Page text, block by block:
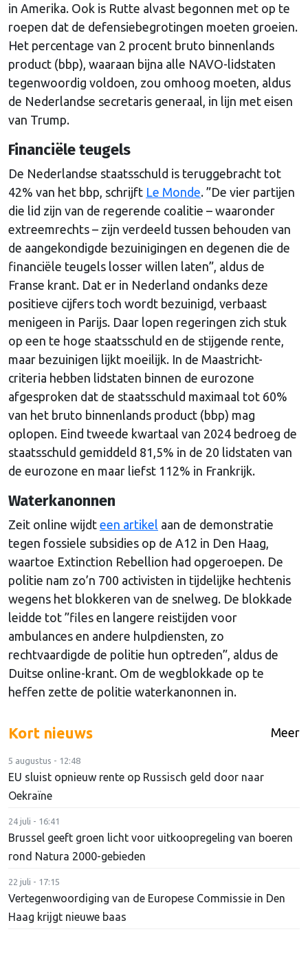
in Amerika. Ook is Rutte alvast begonnen met op te
roepen dat de defensiebegrotingen moeten groeien.
Het percentage van 2 procent bruto binnenlands
product (bbp), waaraan bijna alle NAVO-lidstaten
tegenwoordig voldoen, zou omhoog moeten, aldus
de Nederlandse secretaris generaal, in lijn met eisen
van Trump.
Financiële teugels
De Nederlandse staatsschuld is teruggebracht tot
42% van het bbp, schrijft Le Monde. ”De vier partijen
die lid zijn van de regerende coalitie – waaronder
extreemrechts – zijn verdeeld tussen behouden van
de aangekondigde bezuinigingen en degenen die de
financiële teugels losser willen laten”, aldus de
Franse krant. Dat er in Nederland ondanks deze
positieve cijfers toch wordt bezuinigd, verbaast
menigeen in Parijs. Daar lopen regeringen zich stuk
op een te hoge staatsschuld en de stijgende rente,
maar bezuinigen lijkt moeilijk. In de Maastricht-
criteria hebben lidstaten binnen de eurozone
afgesproken dat de staatsschuld maximaal tot 60%
van het bruto binnenlands product (bbp) mag
oplopen. Eind tweede kwartaal van 2024 bedroeg de
staatsschuld gemiddeld 81,5% in de 20 lidstaten van
de eurozone en maar liefst 112% in Frankrijk.
Waterkanonnen
Zeit online wijdt een artikel aan de demonstratie
tegen fossiele subsidies op de A12 in Den Haag,
waartoe Extinction Rebellion had opgeroepen. De
politie nam zo’n 700 activisten in tijdelijke hechtenis
wegens het blokkeren van de snelweg. De blokkade
leidde tot ”files en langere reistijden voor
ambulances en andere hulpdiensten, zo
rechtvaardigde de politie hun optreden”, aldus de
Duitse online-krant. Om de wegblokkade op te
heffen zette de politie waterkanonnen in.
Kort nieuws Meer
5 augustus - 12:48
EU sluist opnieuw rente op Russisch geld door naar
Oekraïne
24 juli - 16:41
Brussel geeft groen licht voor uitkoopregeling van boeren
rond Natura 2000-gebieden
22 juli - 17:15
Vertegenwoordiging van de Europese Commissie in Den
Haag krijgt nieuwe baas